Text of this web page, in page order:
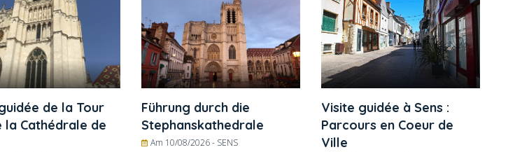
de la Tour
la Cathédrale de
Führung durch die
Stephanskathedrale
Am 10/08/2026 - SENS
Visite guidée à Sens :
Parcours en Coeur de
Ville